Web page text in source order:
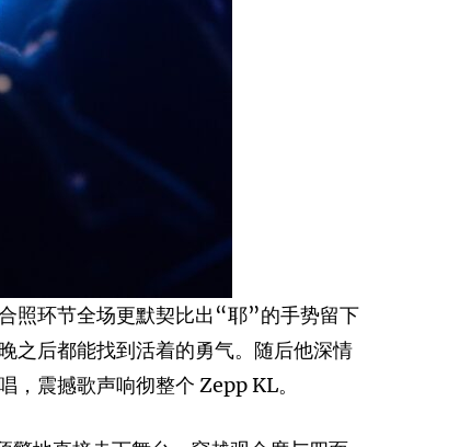
照环节全场更默契比出“耶”的手势留下
之后都能找到活着的勇气。随后他深情
震撼歌声响彻整个 Zepp KL。